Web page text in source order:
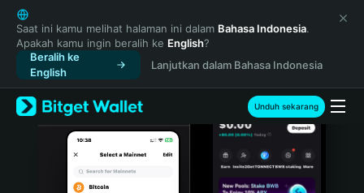
English
日本語
Tiếng Việt
Русский
Español (Latinoamérica)
Türkçe
Italiano
Saat ini kamu melihat halaman ini dalam Bahasa Indonesia.
Apakah kamu ingin beralih ke English?
Beralih ke
English
Lanjutkan dalam Bahasa Indonesia
Unduh sekarang